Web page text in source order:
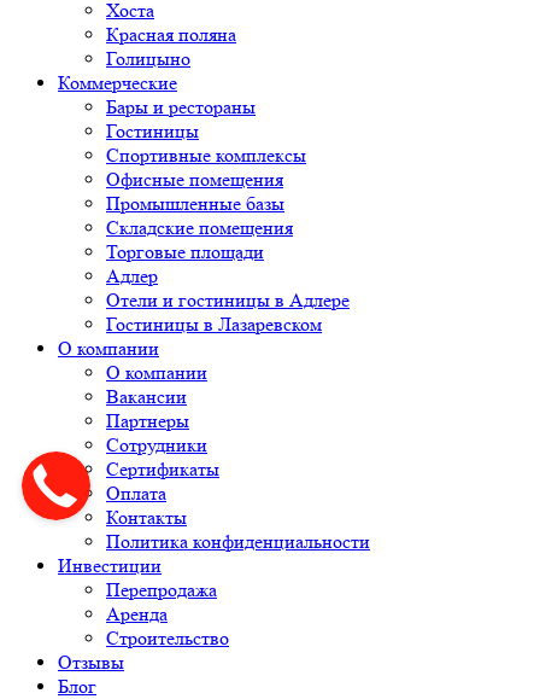
Хоста
Красная поляна
Голицыно
Коммерческие
Бары и рестораны
Гостиницы
Спортивные комплексы
Офисные помещения
Промышленные базы
Складские помещения
Торговые площади
Адлер
Отели и гостиницы в Адлере
Гостиницы в Лазаревском
О компании
О компании
Вакансии
Партнеры
Сотрудники
Сертификаты
Оплата
Контакты
Политика конфиденциальности
Инвестиции
Перепродажа
Аренда
Строительство
Отзывы
Блог